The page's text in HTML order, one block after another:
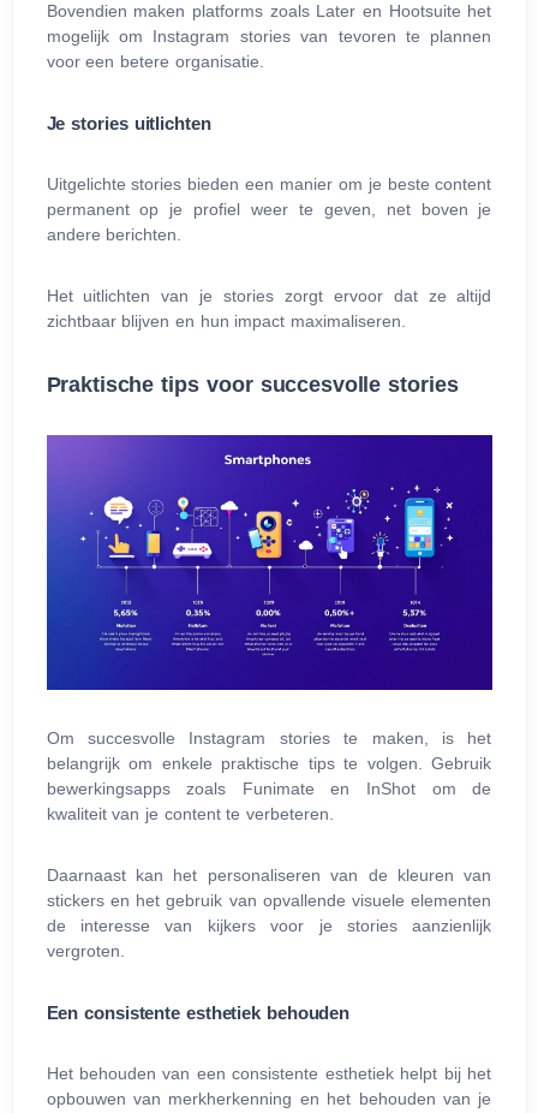
Bovendien maken platforms zoals Later en Hootsuite het
mogelijk om Instagram stories van tevoren te plannen
voor een betere organisatie.
Je stories uitlichten
Uitgelichte stories bieden een manier om je beste content
permanent op je profiel weer te geven, net boven je
andere berichten.
Het uitlichten van je stories zorgt ervoor dat ze altijd
zichtbaar blijven en hun impact maximaliseren.
Praktische tips voor succesvolle stories
Om succesvolle Instagram stories te maken, is het
belangrijk om enkele praktische tips te volgen. Gebruik
bewerkingsapps zoals Funimate en InShot om de
kwaliteit van je content te verbeteren.
Daarnaast kan het personaliseren van de kleuren van
stickers en het gebruik van opvallende visuele elementen
de interesse van kijkers voor je stories aanzienlijk
vergroten.
Een consistente esthetiek behouden
Het behouden van een consistente esthetiek helpt bij het
opbouwen van merkherkenning en het behouden van je